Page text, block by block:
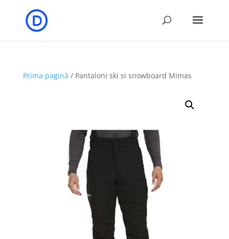
Prima pagină / Pantaloni ski si snowboard Mimas